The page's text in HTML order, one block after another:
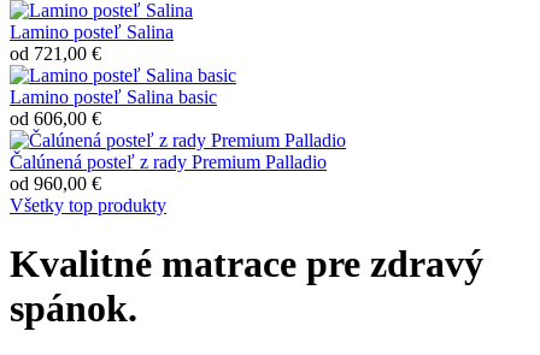
Lamino posteľ Salina
od 721,00 €
Lamino posteľ Salina basic
od 606,00 €
Čalúnená posteľ z rady Premium Palladio
od 960,00 €
Všetky top produkty
Kvalitné matrace pre zdravý
spánok.